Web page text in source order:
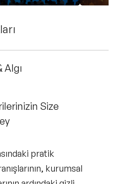
Algı
Size
pratik
kurumsal